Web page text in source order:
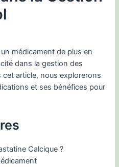
médicament de plus en
dans la gestion des
article, nous explorerons
et ses bénéfices pour
Calcique ?